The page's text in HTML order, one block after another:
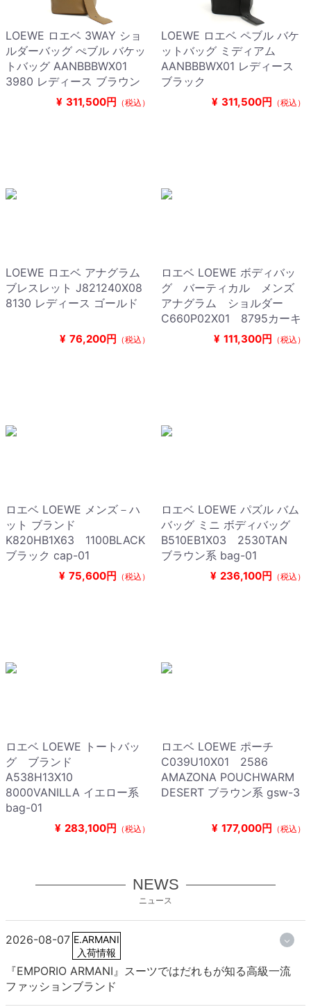
LOEWE ロエベ 3WAY ショ
ルダーバッグ ぺブル バケッ
トバッグ AANBBBWX01
3980 レディース ブラウン
¥ 311,500円 （税込）
LOEWE ロエベ ペブル バケ
ットバッグ ミディアム
AANBBBWX01 レディース
ブラック
¥ 311,500円 （税込）
LOEWE ロエベ アナグラム
ブレスレット J821240X08
8130 レディース ゴールド
¥ 76,200円 （税込）
ロエベ LOEWE ボディバッ
グ バーティカル メンズ
アナグラム ショルダー
C660P02X01 8795カーキ
¥ 111,300円 （税込）
ロエベ LOEWE メンズ－ハ
ット ブランド
K820HB1X63 1100BLACK
ブラック cap-01
¥ 75,600円 （税込）
ロエベ LOEWE パズル バム
バッグ ミニ ボディバッグ
B510EB1X03 2530TAN
ブラウン系 bag-01
¥ 236,100円 （税込）
ロエベ LOEWE トートバッ
グ ブランド
A538H13X10
8000VANILLA イエロー系
bag-01
¥ 283,100円 （税込）
ロエベ LOEWE ポーチ
C039U10X01 2586
AMAZONA POUCHWARM
DESERT ブラウン系 gsw-3
¥ 177,000円 （税込）
NEWS
ニュース
2026-08-07 E.ARMANI
入荷情報
『EMPORIO ARMANI』スーツではだれもが知る高級一流
ファッションブランド